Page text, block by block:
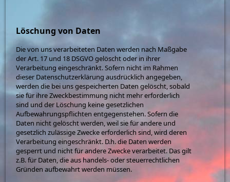
Löschung von Daten
Die von uns verarbeiteten Daten werden nach Maßgabe
der Art. 17 und 18 DSGVO gelöscht oder in ihrer
Verarbeitung eingeschränkt. Sofern nicht im Rahmen
dieser Datenschutzerklärung ausdrücklich angegeben,
werden die bei uns gespeicherten Daten gelöscht, sobald
sie für ihre Zweckbestimmung nicht mehr erforderlich
sind und der Löschung keine gesetzlichen
Aufbewahrungspflichten entgegenstehen. Sofern die
Daten nicht gelöscht werden, weil sie für andere und
gesetzlich zulässige Zwecke erforderlich sind, wird deren
Verarbeitung eingeschränkt. D.h. die Daten werden
gesperrt und nicht für andere Zwecke verarbeitet. Das gilt
z.B. für Daten, die aus handels- oder steuerrechtlichen
Gründen aufbewahrt werden müssen.